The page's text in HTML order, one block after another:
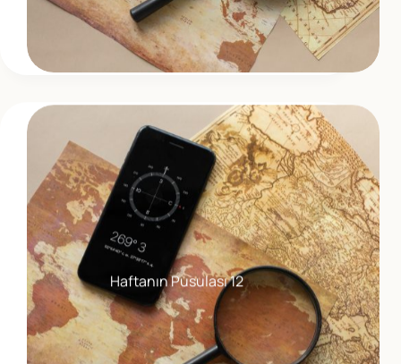
Haftanın Pusulası 12